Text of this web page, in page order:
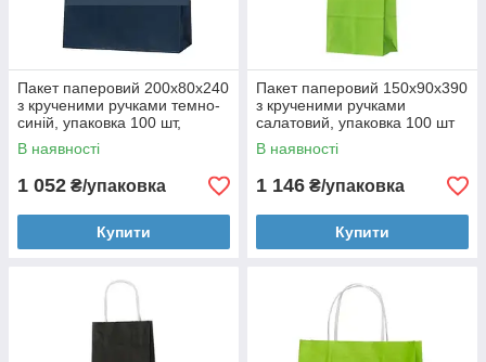
Пакет паперовий 200х80х240
з крученими ручками темно-
синій, упаковка 100 шт,
004200189
В наявності
1 052 ₴/упаковка
Купити
Пакет паперовий 150х90х390
з крученими ручками
салатовий, упаковка 100 шт
004200289
В наявності
1 146 ₴/упаковка
Купити